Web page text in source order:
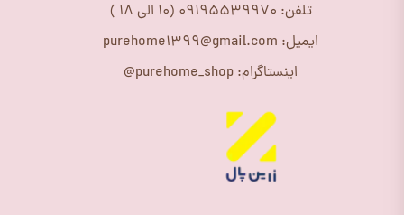
تلفن: 09195539970 (10 الی 18 )
ایمیل: purehome1399@gmail.com
اینستاگرام: purehome_shop@